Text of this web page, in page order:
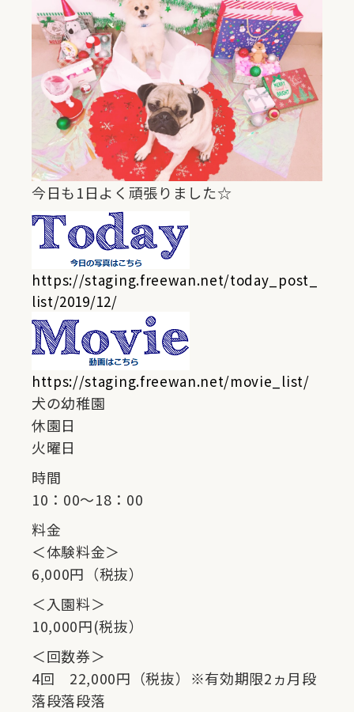
今日も1日よく頑張りました☆
https://staging.freewan.net/today_post_
list/2019/12/
https://staging.freewan.net/movie_list/
犬の幼稚園
休園日
火曜日
時間
10：00～18：00
料金
＜体験料金＞
6,000円（税抜）
＜入園料＞
10,000円(税抜）
＜回数券＞
4回 22,000円（税抜）※有効期限2ヵ月段
落段落段落